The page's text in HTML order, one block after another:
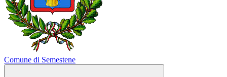
Comune di Semestene